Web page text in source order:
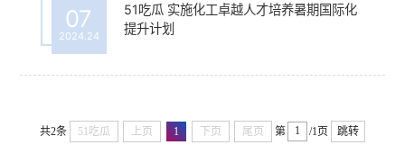
07
2024.24
51吃瓜 实施化工卓越人才培养暑期国际化
提升计划
共2条 51吃瓜 上页 1 下页 尾页 第 /1页 跳转